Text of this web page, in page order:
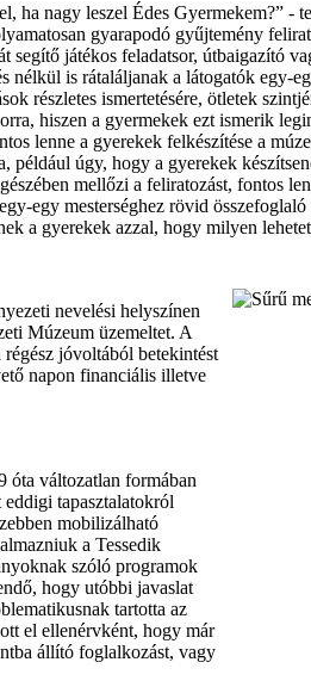
nagy leszel Édes Gyermekem?” -
gyarapodó gyűjtemény
segítő játékos feladatsor, útbaigazító
is rátaláljanak a látogatók egy-
részletes ismertetésére, ötletek
hiszen a gyermekek ezt ismerik
lenne a gyerekek felkészítése a
például úgy, hogy a gyerekek
mellőzi a feliratozást, fontos
egy mesterséghez rövid
a gyerekek azzal, hogy milyen
nevelési helyszínen
Múzeum üzemeltet. A
jóvoltából betekintést
napon financiális illetve
óta változatlan formában
tapasztalatokról
mobilizálható
a Tessedik
szóló programok
hogy utóbbi javaslat
tartotta az
el ellenérvként, hogy már
állító foglalkozást, vagy